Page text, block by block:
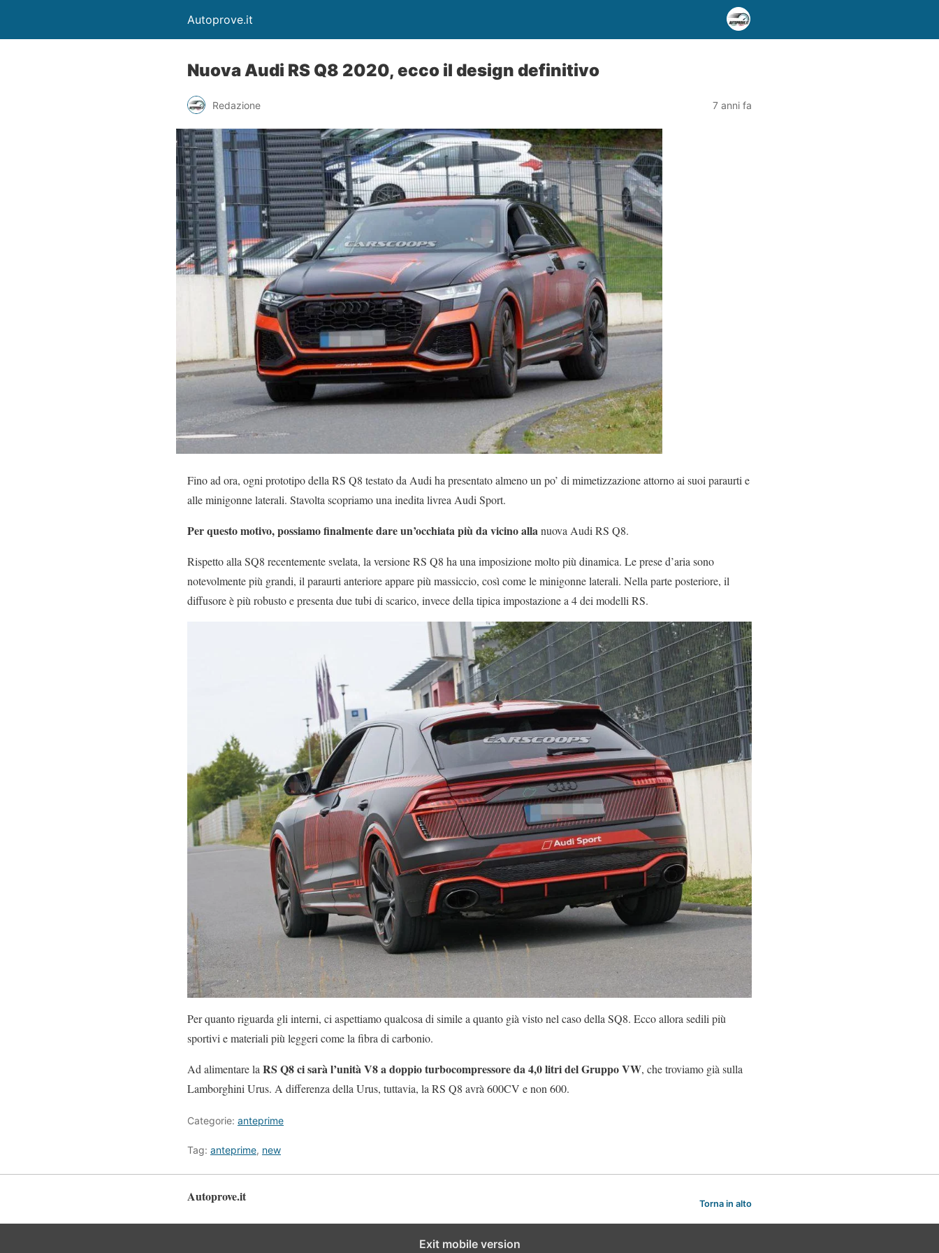
Autoprove.it
Nuova Audi RS Q8 2020, ecco il design definitivo
Redazione 7 anni fa
Fino ad ora, ogni prototipo della RS Q8 testato da Audi ha presentato almeno un po’ di mimetizzazione attorno ai suoi paraurti e
alle minigonne laterali. Stavolta scopriamo una inedita livrea Audi Sport.
Per questo motivo, possiamo finalmente dare un’occhiata più da vicino allanuova Audi RS Q8.
Rispetto alla SQ8 recentemente svelata, la versione RS Q8 ha una imposizione molto più dinamica. Le prese d’aria sono
notevolmente più grandi, il paraurti anteriore appare più massiccio, così come le minigonne laterali. Nella parte posteriore, il
diffusore è più robusto e presenta due tubi di scarico, invece della tipica impostazione a 4 dei modelli RS.
Per quanto riguarda gli interni, ci aspettiamo qualcosa di simile a quanto già visto nel caso della SQ8. Ecco allora sedili più
sportivi e materiali più leggeri come la fibra di carbonio.
Ad alimentare la RS Q8 ci sarà l’unità V8 a doppio turbocompressore da 4,0 litri del Gruppo VW, che troviamo già sulla
Lamborghini Urus. A differenza della Urus, tuttavia, la RS Q8 avrà 600CV e non 600.
Categorie: anteprime
Tag: anteprime, new
Autoprove.it Torna in alto
Exit mobile version